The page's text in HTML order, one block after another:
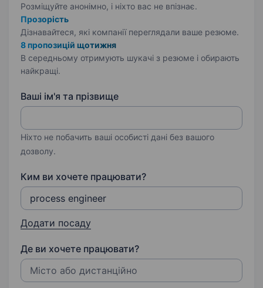
Розміщуйте анонімно, і ніхто вас не впізнає.
Прозорість
Дізнавайтеся, які компанії переглядали ваше резюме.
8 пропозицій щотижня
В середньому отримують шукачі з резюме і обирають
найкращі.
Ваші ім'я та прізвище
Ніхто не побачить ваші особисті дані без вашого
дозволу.
Ким ви хочете працювати?
Додати посаду
Де ви хочете працювати?